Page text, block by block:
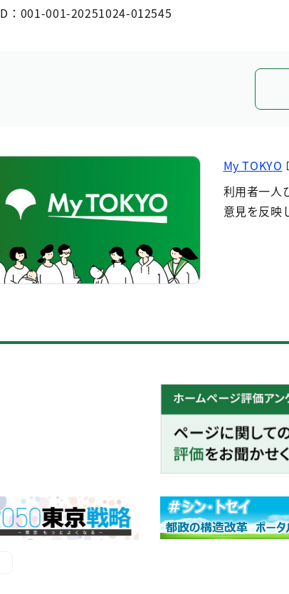
：001-001-20251024-012545
My TOKYO
利用者一人
意見を反映